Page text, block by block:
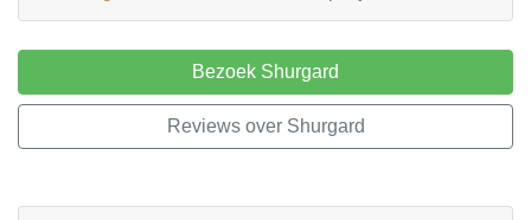
Bezoek Shurgard
Reviews over Shurgard